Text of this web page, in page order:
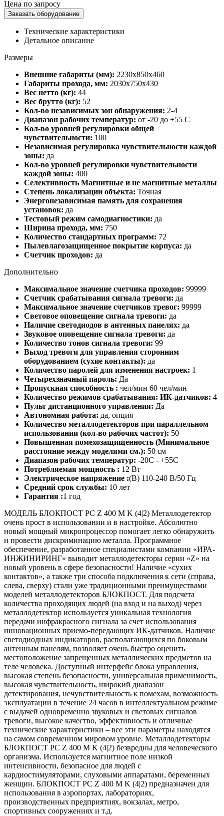
Цена по запросу
Заказать оборудование
Технические характеристики
Детальное описание
Размеры
Внешние габариты (мм): 2230х850х460
Габариты прохода, мм: 2030х750х430
Вес нетто (кг): 44
Вес брутто (кг): 52
Кол-во независимых зон обнаружения: 2-4
Диапазон рабочих температур: от -20 до +55 C
Кол-во уровней регулировки общей
чувствительности: 100
Независимая регулировка чувствительности каждой
зоны: да
Кол-во уровней регулировки чувствительности
каждой зоны: 400
Селективность Магнитные и не магнитные металлы
Степень локализации объекта: Точная
Энергонезависимая память для сохранения
установок: да
Тестовый режим самодиагностики: да
Ширина прохода, мм: 750
Количество стандартных программ: 72
Пылевлагозащищенное покрытие корпуса: да
Счетчик проходов: да
Дополнительно
Максимальное значение счетчика проходов: 99999
Счетчик срабатывания сигнала тревоги: да
Максимальное значение счетчиков тревог: 99999
Световое оповещение сигнала тревоги: да
Наличие светодиодов в антенных панелях: да
Звуковое оповещение сигнала тревоги: да
Количество тонов сигнала тревоги: 99
Выход тревоги для управления сторонним
оборудованием (сухие контакты): да
Количество паролей для изменения настроек: 1
Четырехзначный пароль: Да
Пропускная способность : чел/мин 60 чел/мин
Количество режимов срабатывания: ИК-датчиков: 4
Пульт дистанционного управления: Да
Автономная работа: да, опция
Количество металлодетекторов при параллельном
использовании (кол-во рабочих частот): 50
Повышенная помехозащищенность (Минимальное
расстояние между моделями см.): 50 см
Диапазон рабочих температур: -20С - +55С
Потребляемая мощность : 12 Вт
Электрическое напряжение :(В) 110-240 В/50 Гц
Средний срок службы: 10 лет
Гарантия :1 год
МОДЕЛЬ БЛОКПОСТ РС Z 400 M K (4|2) Металлодетектор
очень прост в использовании и в настройке. Абсолютно
новый мощный микропроцессор помогает легко обнаружить
и провести дискриминацию металла. Программное
обеспечение, разработанное специалистами компании «ИРА-
ИНЖИНИРИНГ» выводит металлодетекторы серии «Z» на
новый уровень в сфере безопасности! Наличие «сухих
контактов», а также три способа подключения к сети (справа,
слева, сверху) стали уже традиционными преимуществами
моделей металлодетекторов БЛОКПОСТ. Для подсчета
количества проходящих людей (на вход и на выход) через
металлодетектор используется уникальная технология
передачи инфракрасного сигнала за счет использования
инновационных приемо-передающих ИК-датчиков. Наличие
светодиодных индикаторов, располагающихся по боковым
антенным панелям, позволяет очень быстро оценить
местоположение запрещенных металлических предметов на
теле человека. Доступный интерфейс блока управления,
высокая степень безопасности, универсальная применимость,
высокая чувствительность, широкий диапазон
детектирования, нечувствительность к помехам, возможность
эксплуатации в течение 24 часов в интеллектуальном режиме
с выдачей одновременно звуковых и световых сигналов
тревоги, высокое качество, эффективность и отличные
технические характеристики – все эти параметры находятся
на самом современном мировом уровне. Металлодетекторы
БЛОКПОСТ РС Z 400 M K (4|2) безвредны для человеческого
организма. Используется магнитное поле низкой
интенсивности, безопасное для людей с
кардиостимуляторами, слуховыми аппаратами, беременных
женщин. БЛОКПОСТ РС Z 400 M K (4|2) предназначен для
использования в аэропортах, лабораториях,
производственных предприятиях, вокзалах, метро,
спортивных сооружениях и т.д.